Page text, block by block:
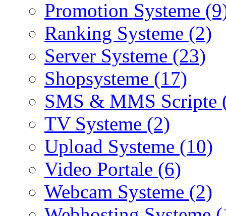
Promotion Systeme
Ranking Systeme (2)
Server Systeme (23)
Shopsysteme (17)
SMS & MMS Scripte
TV Systeme (2)
Upload Systeme (10)
Video Portale (6)
Webcam Systeme (2)